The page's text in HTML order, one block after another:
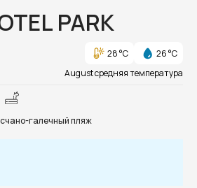
PARK
28 °C
26 °C
August средняя температура
галечный пляж